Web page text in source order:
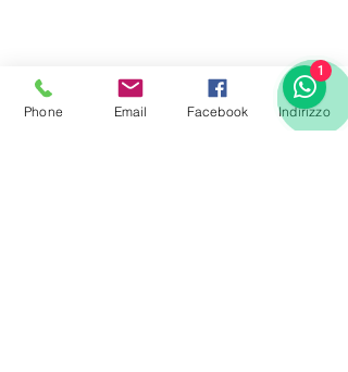
Phone Email Facebook Indirizzo
1